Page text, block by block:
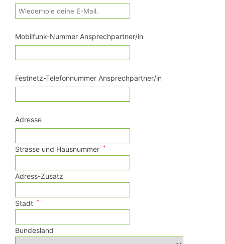
Mobilfunk-Nummer Ansprechpartner/in
Festnetz-Telefonnummer Ansprechpartner/in
Adresse
Strasse und Hausnummer *
Adress-Zusatz
Stadt *
Bundesland